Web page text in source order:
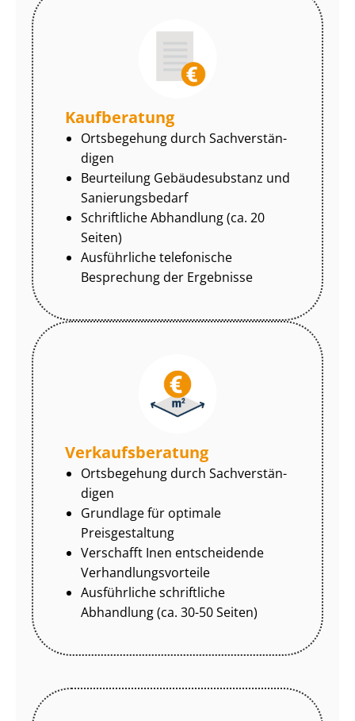
Kaufberatung
Ortsbegehung durch Sach­ver­stän­
di­gen
Beurteilung Gebäudesubstanz und
Sa­nie­rungs­be­darf
Schriftliche Abhandlung (ca. 20
Seiten)
Ausführliche telefonische
Besprechung der Ergebnisse
Ver­kaufs­be­ra­tung
Ortsbegehung durch Sach­ver­stän­
di­gen
Grundlage für optimale
Preisgestaltung
Verschafft Inen entscheidende
Ver­hand­lungs­vor­tei­le
Ausführliche schriftliche
Abhandlung (ca. 30-50 Seiten)